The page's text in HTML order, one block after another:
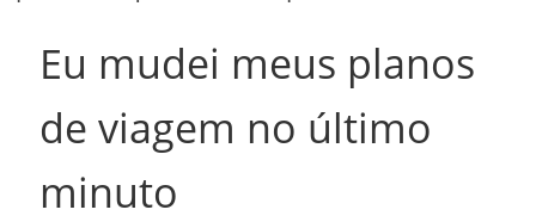
Eu mudei meus planos
de viagem no último
minuto